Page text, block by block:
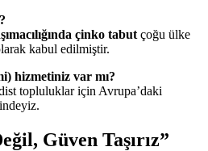
çinko tabut çoğu ülke
kabul edilmiştir.
hizmetiniz var mı?
topluluklar için Avrupa’daki
Güven Taşırız”